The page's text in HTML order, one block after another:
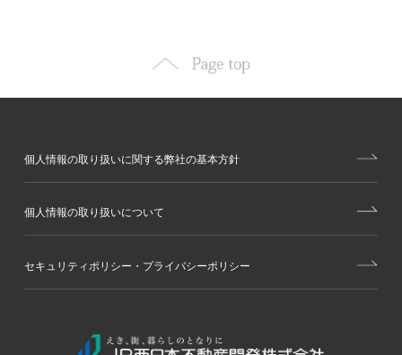
個人情報の取り扱いに関する弊社の基本方針
個人情報の取り扱いについて
セキュリティポリシー・プライバシーポリシー